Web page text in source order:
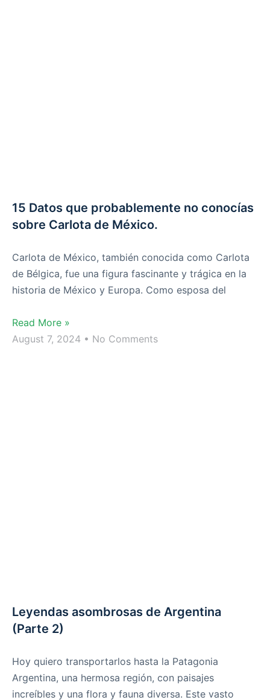
15 Datos que probablemente no conocías
sobre Carlota de México.
Carlota de México, también conocida como Carlota
de Bélgica, fue una figura fascinante y trágica en la
historia de México y Europa. Como esposa del
Read More »
August 7, 2024
No Comments
Leyendas asombrosas de Argentina
(Parte 2)
Hoy quiero transportarlos hasta la Patagonia
Argentina, una hermosa región, con paisajes
increíbles y una flora y fauna diversa. Este vasto